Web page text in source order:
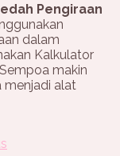
Pengiraan
dalam
Kalkulator
makin
menjadi alat